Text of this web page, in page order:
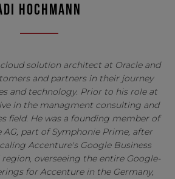
HOCHMANN
solution architect at Oracle and
and partners in their journey
and technology. Prior to his role at
in the managment consulting and
field. He was a founding member of
AG, part of Symphonie Prime, after
Accenture's Google Business
overseeing the entire Google-
for Accenture in the Germany,